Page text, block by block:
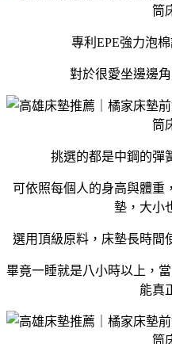
專利EPE強力泡
對於很愛坐邊邊
挑選的都是中鋼的彈
可依照每個人的身高與體重
墊，大小
選用頂級原料，床墊長時間
畢竟一睡就是八小時以上，
能真